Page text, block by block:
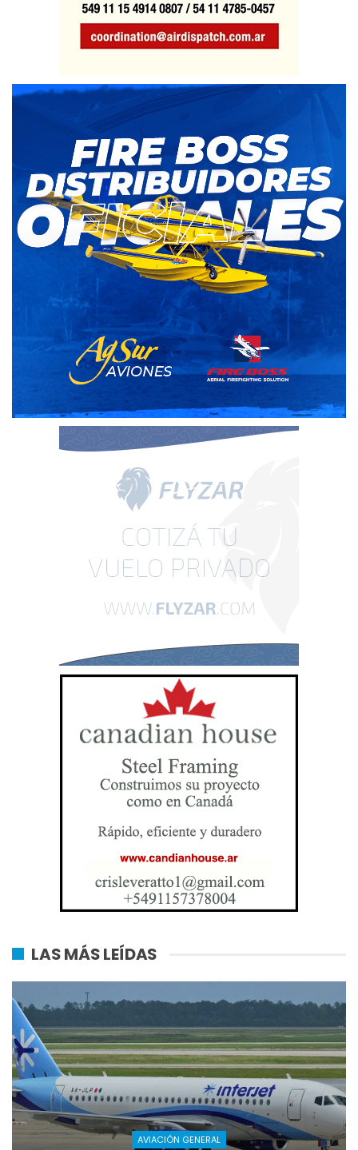
LAS MÁS LEÍDAS
AVIACIÓN GENERAL